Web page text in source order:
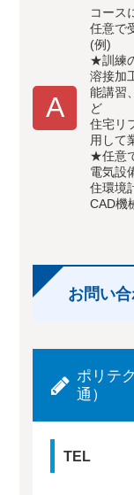
A
コース
任意で
(例)
★訓練
溶接加
能講習
ど
住宅リ
用して
★任意
電気
住環境
CAD
お問い
ポリテ
通）
TEL